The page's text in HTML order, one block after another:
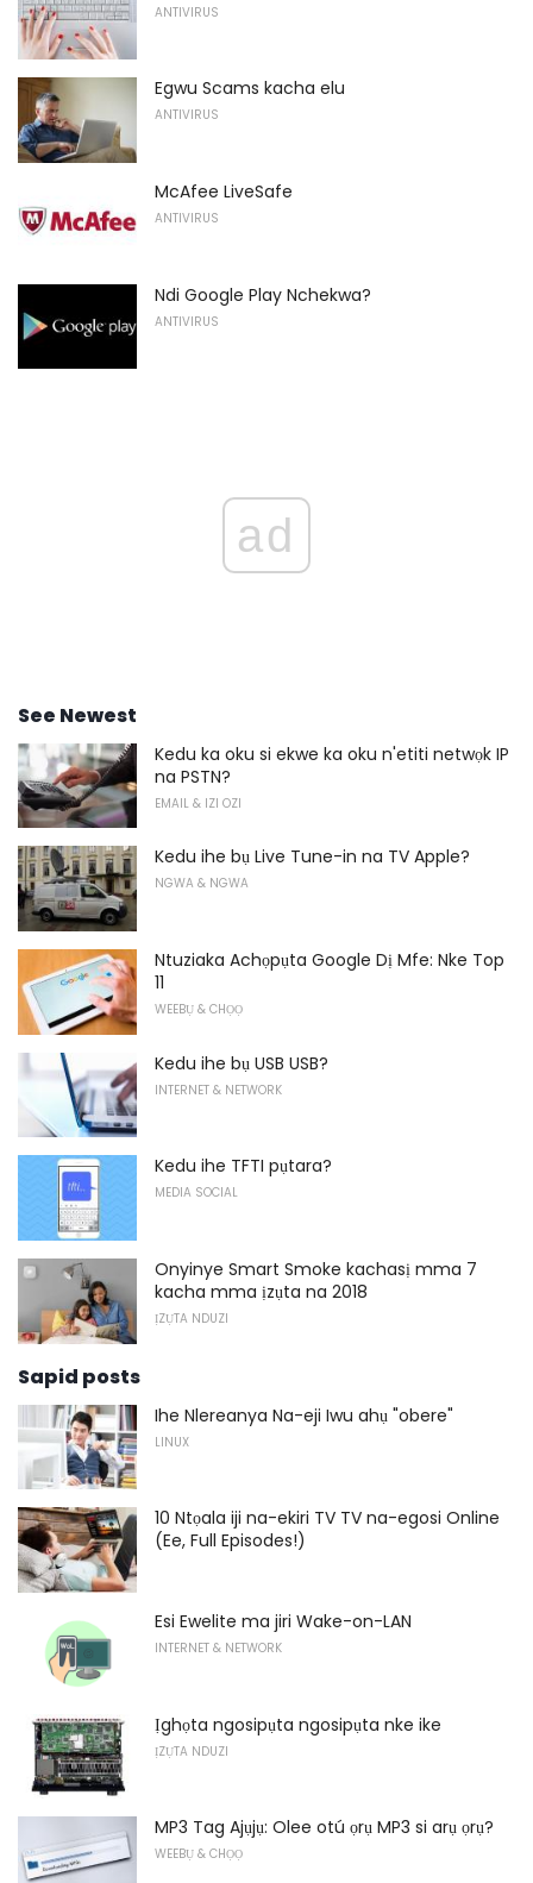
ANTIVIRUS
Egwu Scams kacha elu
ANTIVIRUS
McAfee LiveSafe
ANTIVIRUS
Ndi Google Play Nchekwa?
ANTIVIRUS
ad
See Newest
Kedu ka oku si ekwe ka oku n'etiti netwọk IP
na PSTN?
EMAIL & IZI OZI
Kedu ihe bụ Live Tune-in na TV Apple?
NGWA & NGWA
Ntuziaka Achọpụta Google Dị Mfe: Nke Top
11
WEEBỤ & CHỌỌ
Kedu ihe bụ USB USB?
INTERNET & NETWORK
Kedu ihe TFTI pụtara?
MEDIA SOCIAL
Onyinye Smart Smoke kachasị mma 7
kacha mma ịzụta na 2018
ỊZỤTA NDUZI
Sapid posts
Ihe Nlereanya Na-eji Iwu ahụ "obere"
LINUX
10 Ntọala iji na-ekiri TV TV na-egosi Online
(Ee, Full Episodes!)
Esi Ewelite ma jiri Wake-on-LAN
INTERNET & NETWORK
Ịghọta ngosipụta ngosipụta nke ike
ỊZỤTA NDUZI
MP3 Tag Ajụjụ: Olee otú ọrụ MP3 si arụ ọrụ?
WEEBỤ & CHỌỌ